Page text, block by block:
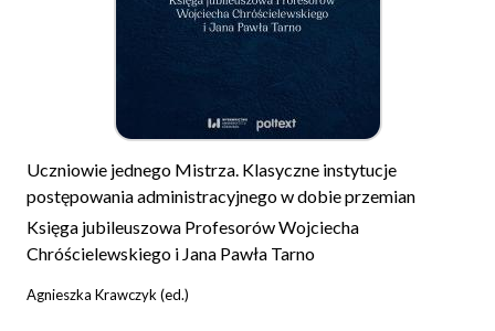
Uczniowie jednego Mistrza. Klasyczne instytucje
postępowania administracyjnego w dobie przemian
Księga jubileuszowa Profesorów Wojciecha
Chróścielewskiego i Jana Pawła Tarno
Agnieszka Krawczyk (ed.)